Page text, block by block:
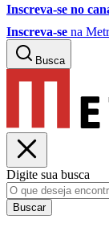
Inscreva-se no
Inscreva-se na
Busca
Digite sua busca
Buscar